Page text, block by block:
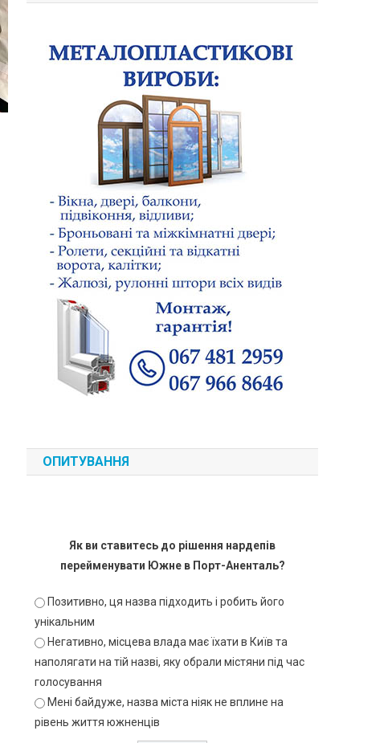
ОПИТУВАННЯ
Як ви ставитесь до рішення нардепів
перейменувати Южне в Порт-Аненталь?
Позитивно, ця назва підходить і робить його
унікальним
Негативно, місцева влада має їхати в Київ та
наполягати на тій назві, яку обрали містяни під час
голосування
Мені байдуже, назва міста ніяк не вплине на
рівень життя южненців